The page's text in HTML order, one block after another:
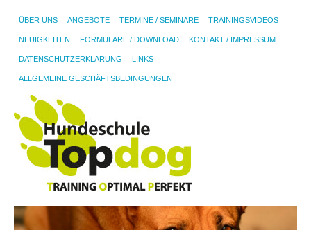
ÜBER UNS ANGEBOTE TERMINE / SEMINARE TRAININGSVIDEOS
NEUIGKEITEN FORMULARE / DOWNLOAD KONTAKT / IMPRESSUM
DATENSCHUTZERKLÄRUNG LINKS
ALLGEMEINE GESCHÄFTSBEDINGUNGEN